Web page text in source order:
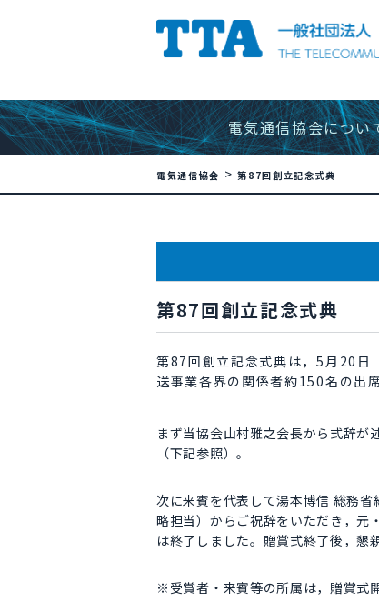
電気通信協会につい
電気通信協会 >第87回創立記念式典
第87回創立記念式典
第87回創立記念式典は，5月20日
送事業各界の関係者約150名の出
まず当協会山村雅之会長から式辞
（下記参照）。
次に来賓を代表して湯本博信 総務
略担当）からご祝辞をいただき，
は終了しました。贈賞式終了後，懇
※受賞者・来賓等の所属は，贈賞式